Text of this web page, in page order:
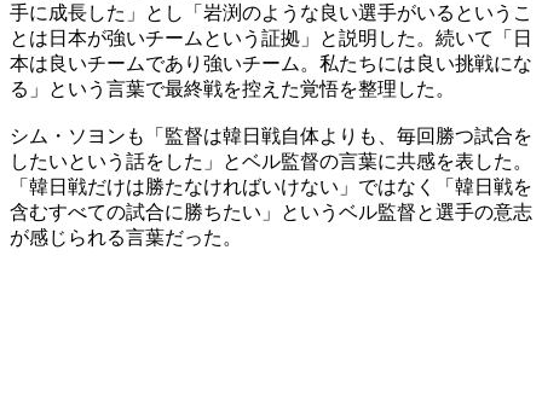
手に成長した」とし「岩渕のような良い選手がいるというこ
とは日本が強いチームという証拠」と説明した。続いて「日
本は良いチームであり強いチーム。私たちには良い挑戦にな
る」という言葉で最終戦を控えた覚悟を整理した。
シム・ソヨンも「監督は韓日戦自体よりも、毎回勝つ試合を
したいという話をした」とベル監督の言葉に共感を表した。
「韓日戦だけは勝たなければいけない」ではなく「韓日戦を
含むすべての試合に勝ちたい」というベル監督と選手の意志
が感じられる言葉だった。